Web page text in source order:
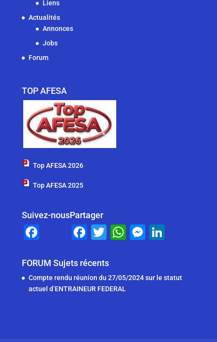
Liens
Actualités
Annonces
Jobs
Forum
TOP AFESA
Top AFESA 2026
Top AFESA 2025
Suivez-nous
c
e
b
Partager
F
c
e
b
T
tt
er
W
s
A
M
e
e
FORUM Sujets récents
Compte rendu réunion du 27/05/2024 sur le statut
actuel d’ENTRAINEUR FEDERAL